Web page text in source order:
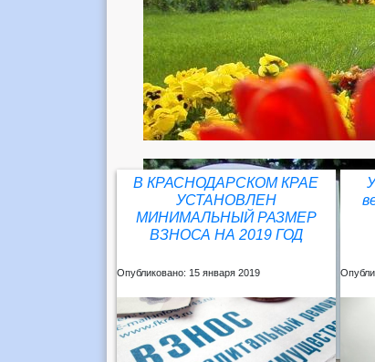
В КРАСНОДАРСКОМ КРАЕ
УСТАНОВЛЕН
МИНИМАЛЬНЫЙ РАЗМЕР
ВЗНОСА НА 2019 ГОД
Опубликовано: 15 января 2019